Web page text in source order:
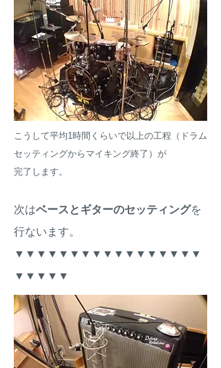
こうして平均1時間くらいで以上の工程（ドラム
セッティングからマイキング終了）が
​完了します。
次はベースとギターのセッティングを
行ないます。
▼ ▼ ▼ ▼ ▼ ▼ ▼ ▼ ▼ ▼ ▼ ▼ ▼ ▼ ▼ ▼ ▼
▼ ▼ ▼ ▼ ▼